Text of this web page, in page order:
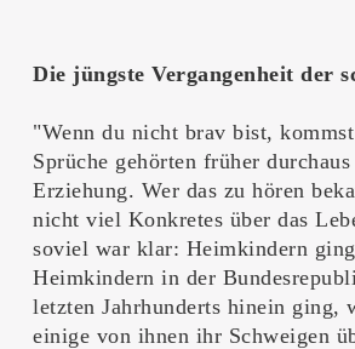
Die jüngste Vergangenheit der
"Wenn du nicht brav bist,
Sprüche gehörten früher
Erziehung. Wer das zu hören
nicht viel Konkretes über das
soviel war klar: Heimkindern
Heimkindern in der
letzten Jahrhunderts hinein
einige von ihnen ihr Schweigen